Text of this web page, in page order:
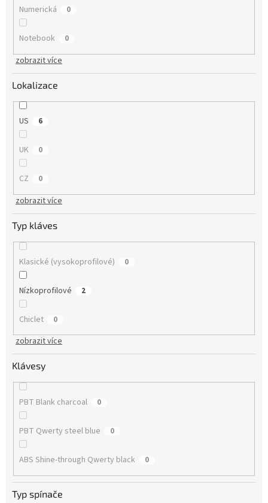
Numerická 0
Notebook 0
zobrazit více
Lokalizace
US 6
UK 0
CZ 0
zobrazit více
Typ kláves
Klasické (vysokoprofilové) 0
Nízkoprofilové 2
Chiclet 0
zobrazit více
Klávesy
PBT Blank charcoal 0
PBT Qwerty steel blue 0
ABS Shine-through Qwerty black 0
Typ spínače